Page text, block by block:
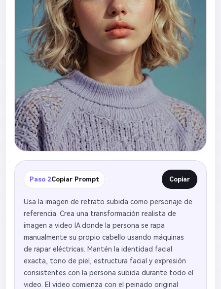
Paso 2Copiar Prompt Copiar
Usa la imagen de retrato subida como personaje de
referencia. Crea una transformación realista de
imagen a video IA donde la persona se rapa
manualmente su propio cabello usando máquinas
de rapar eléctricas. Mantén la identidad facial
exacta, tono de piel, estructura facial y expresión
consistentes con la persona subida durante todo el
video. El video comienza con el peinado original